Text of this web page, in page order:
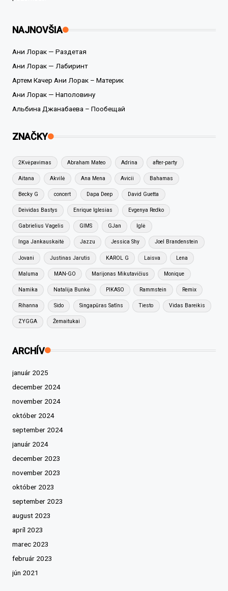
NAJNOVŠIA
Ани Лорак — Раздетая
Ани Лорак — Лабиринт
Артем Качер Ани Лорак – Материк
Ани Лорак — Наполовину
Альбина Джанабаева – Пообещай
ZNAČKY
2Kvėpavimas Abraham Mateo Adrina after-party
Aitana Akvilė Ana Mena Avicii Bahamas
Becky G concert Dapa Deep David Guetta
Deividas Bastys Enrique Iglesias Evgenya Redko
Gabrielius Vagelis GIMS GJan Iglė
Inga Jankauskaitė Jazzu Jessica Shy Joel Brandenstein
Jovani Justinas Jarutis KAROL G Laisva Lena
Maluma MAN-GO Marijonas Mikutavičius Monique
Namika Natalija Bunkė PIKASO Rammstein Remix
Rihanna Sido Singapūras Satīns Tiesto Vidas Bareikis
ZYGGA Žemaitukai
ARCHÍV
január 2025
december 2024
november 2024
október 2024
september 2024
január 2024
december 2023
november 2023
október 2023
september 2023
august 2023
apríl 2023
marec 2023
február 2023
jún 2021